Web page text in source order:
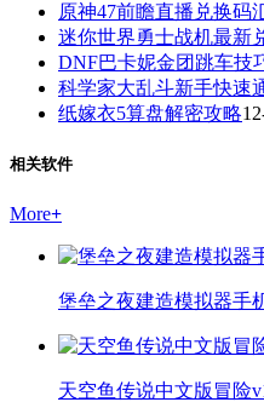
原神47前瞻直播兑换码
迷你世界勇士战机最新
DNF巴卡妮金团跳车技
科学家大乱斗新手快速
纸嫁衣5算盘解密攻略
相关软件
More+
堡垒之夜建造模拟器手
天空鱼传说中文版冒险